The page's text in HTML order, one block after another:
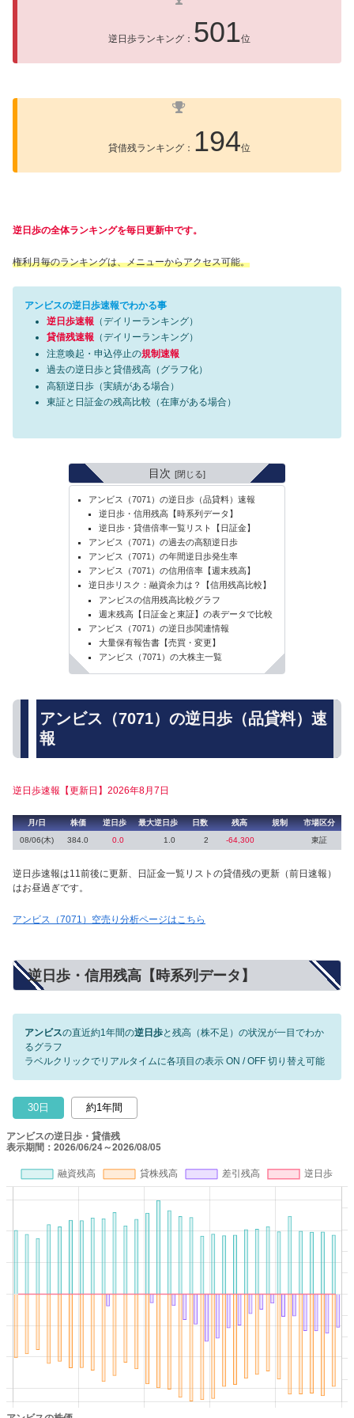
逆日歩ランキング： 501位
貸借残ランキング： 194位
逆日歩の全体ランキングを毎日更新中です。
権利月毎のランキングは、メニューからアクセス可能。
アンビスの逆日歩速報でわかる事
逆日歩速報 （デイリーランキング）
貸借残速報 （デイリーランキング）
注意喚起・申込停止の規制速報
過去の逆日歩と貸借残高（グラフ化）
高額逆日歩（実績がある場合）
東証と日証金の残高比較（在庫がある場合）
目次
アンビス（7071）の逆日歩（品貸料）速報
逆日歩・信用残高【時系列データ】
逆日歩・貸借倍率一覧リスト【日証金】
アンビス（7071）の過去の高額逆日歩
アンビス（7071）の年間逆日歩発生率
アンビス（7071）の信用倍率【週末残高】
逆日歩リスク：融資余力は？【信用残高比較】
アンビスの信用残高比較グラフ
週末残高【日証金と東証】の表データで比較
アンビス（7071）の逆日歩関連情報
大量保有報告書【売買・変更】
アンビス（7071）の大株主一覧
アンビス（7071）の逆日歩（品貸料）速
報
逆日歩速報【更新日】2026年8月7日
月/日 株価 逆日歩 最大逆日歩 日数 残高 規制
市場区分
08/06(木)
384.0 0.0 1.0 2 -64,300 東証
逆日歩速報は11前後に更新、日証金一覧リストの貸借残の更新（前日速報）
はお昼過ぎです。
アンビス（7071）空売り分析ページはこちら
逆日歩・信用残高【時系列データ】
アンビスの直近約1年間の逆日歩と残高（株不足）の状況が一目でわか
るグラフ
ラベルクリックでリアルタイムに各項目の表示 ON / OFF 切り替え可能
30日 約1年間